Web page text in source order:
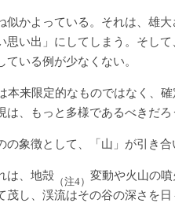
かよっている。それは、雄大
い出」にしてしまう。そし
いる例が少なくない。
本来限定的なものではなく、
、もっと多様であるべきだろ
象徴として、「山」が引き
は、地殻
（注4）
変動や火山の
し、渓流はその谷の深さを